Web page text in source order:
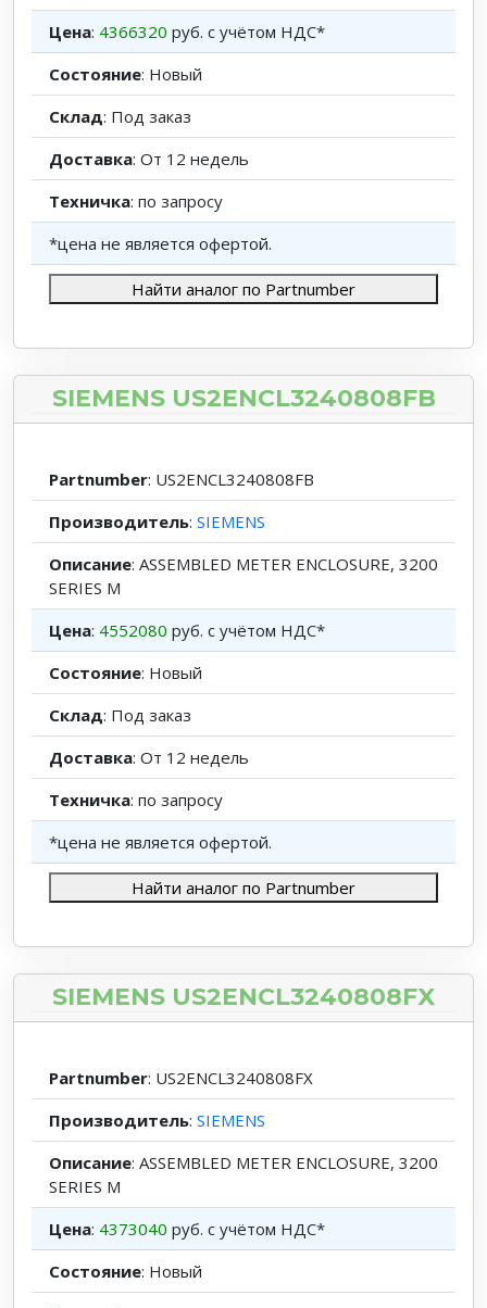
Цена: 4366320 руб. с учётом НДС*
Состояние: Новый
Склад: Под заказ
Доставка: От 12 недель
Техничка: по запросу
*цена не является офертой.
Найти аналог по Partnumber
SIEMENS US2ENCL3240808FB
Partnumber: US2ENCL3240808FB
Производитель: SIEMENS
Описание: ASSEMBLED METER ENCLOSURE, 3200
SERIES M
Цена: 4552080 руб. с учётом НДС*
Состояние: Новый
Склад: Под заказ
Доставка: От 12 недель
Техничка: по запросу
*цена не является офертой.
Найти аналог по Partnumber
SIEMENS US2ENCL3240808FX
Partnumber: US2ENCL3240808FX
Производитель: SIEMENS
Описание: ASSEMBLED METER ENCLOSURE, 3200
SERIES M
Цена: 4373040 руб. с учётом НДС*
Состояние: Новый